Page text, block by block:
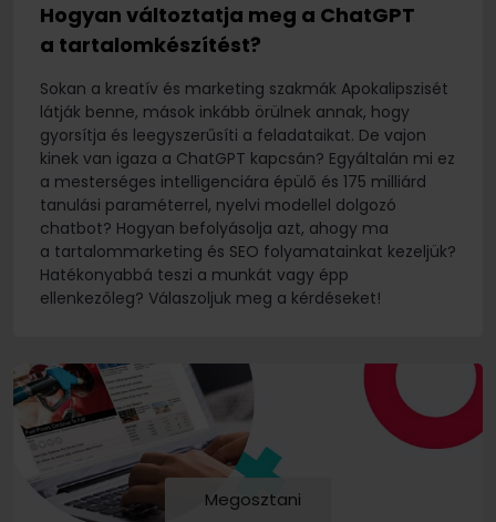
Hogyan változtatja meg a ChatGPT
a tartalomkészítést?
Sokan a kreatív és marketing szakmák Apokalipszisét
látják benne, mások inkább örülnek annak, hogy
gyorsítja és leegyszerűsíti a feladataikat. De vajon
kinek van igaza a ChatGPT kapcsán? Egyáltalán mi ez
a mesterséges intelligenciára épülő és 175 milliárd
tanulási paraméterrel, nyelvi modellel dolgozó
chatbot? Hogyan befolyásolja azt, ahogy ma
a tartalommarketing és SEO folyamatainkat kezeljük?
Hatékonyabbá teszi a munkát vagy épp
ellenkezőleg? Válaszoljuk meg a kérdéseket!
Megosztani